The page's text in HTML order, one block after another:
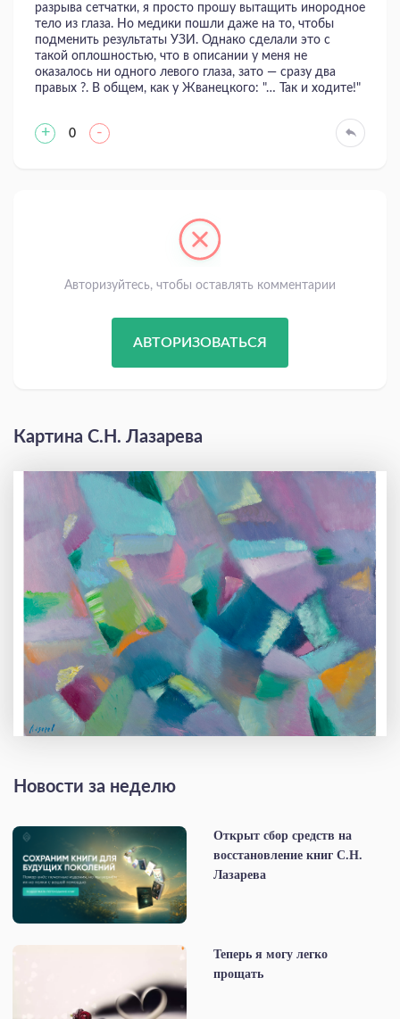
разрыва сетчатки, я просто прошу вытащить инородное
тело из глаза. Но медики пошли даже на то, чтобы
подменить результаты УЗИ. Однако сделали это с
такой оплошностью, что в описании у меня не
оказалось ни одного левого глаза, зато — сразу два
правых ?. В общем, как у Жванецкого: "… Так и ходите!"
+ 0 -
Авторизуйтесь, чтобы оставлять комментарии
АВТОРИЗОВАТЬСЯ
Картина С.Н. Лазарева
Новости за неделю
Открыт сбор средств на
восстановление книг С.Н.
Лазарева
Теперь я могу легко
прощать